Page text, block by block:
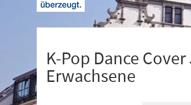
K-Pop Dance
Erwachsene